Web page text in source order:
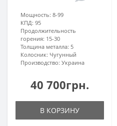
Мощность: 8-99
КПД: 95
Продолжительность
горения: 15-30
Толщина металла: 5
Колосник: Чугунный
Производство: Украина
40 700грн.
В КОРЗИНУ